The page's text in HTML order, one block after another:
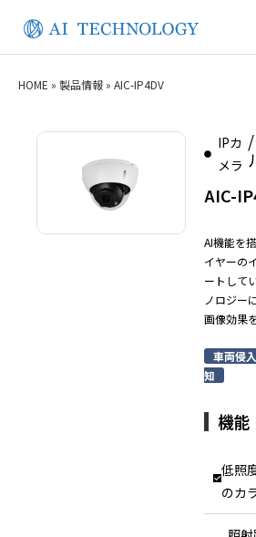
HOME » 製品情報 » AIC-IP4DV
IPカ
メラ
AIC-
AI機能を
イヤーの
ートして
ノロジー
画像効果
車両侵
知
機能
低照
のカ